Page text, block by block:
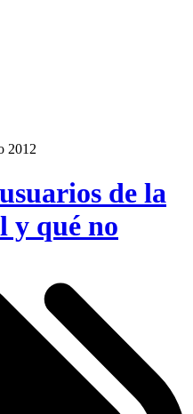
2012
de la
y qué no